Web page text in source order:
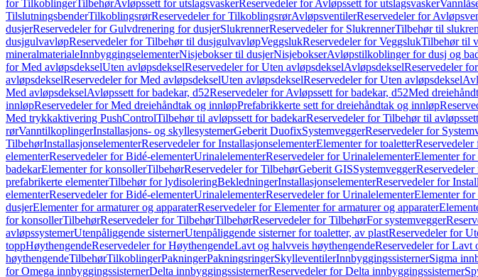
for TilkoblingerTilbehørAvløpssett for utslagsvaskerReservedeler for Avløpssett for utslagsvasker
TilslutningsbenderTilkoblingsrørReservedeler for TilkoblingsrørAvløpsventilerReservedeler for
dusjerReservedeler for Gulvdrenering for dusjerSlukrennerReservedeler for SlukrennerTilbehør til
dusjgulvavløpReservedeler for Tilbehør til dusjgulvavløpVeggslukReservedeler for VeggslukTilbehør til
mineralmaterialeInnbyggingselementerNisjebokser til dusjerNisjebokserAvløpstilkoblinger for dusj og
for Med avløpsdekselUten avløpsdekselReservedeler for Uten avløpsdekselAvløpsdekselReservedeler
avløpsdekselReservedeler for Med avløpsdekselUten avløpsdekselReservedeler for Uten avløpsdeksel
Med avløpsdekselAvløpssett for badekar, d52Reservedeler for Avløpssett for badekar, d52Med
innløpReservedeler for Med dreiehåndtak og innløpPrefabrikkerte sett for dreiehåndtak og innløp
Med trykkaktivering PushControlTilbehør til avløpssett for badekarReservedeler for Tilbehør til
rørVanntilkoplingerInstallasjons- og skyllesystemerGeberit DuofixSystemveggerReservedeler for
TilbehørInstallasjonselementerReservedeler for InstallasjonselementerElementer for toaletter
elementerReservedeler for Bidé-elementerUrinalelementerReservedeler for UrinalelementerElementer
badekarElementer for konsollerTilbehørReservedeler for TilbehørGeberit GISSystemvegger
prefabrikerte elementerTilbehør for lydisoleringBekledningerInstallasjonselementerReservedeler for
elementerReservedeler for Bidé-elementerUrinalelementerReservedeler for UrinalelementerElementer
dusjerElementer for armaturer og apparaterReservedeler for Elementer for armaturer og apparater
for konsollerTilbehørReservedeler for TilbehørTilbehørReservedeler for TilbehørFor systemvegger
avløpssystemerUtenpåliggende sisternerUtenpåliggende sisterner for toaletter, av plastReservedeler for
toppHøythengendeReservedeler for HøythengendeLavt og halvveis høythengendeReservedeler for Lavt
høythengendeTilbehørTilkoblingerPakningerPakningsringerSkylleventilerInnbyggingssisternerSigma
for Omega innbyggingssisternerDelta innbyggingssisternerReservedeler for Delta innbyggingssisterner